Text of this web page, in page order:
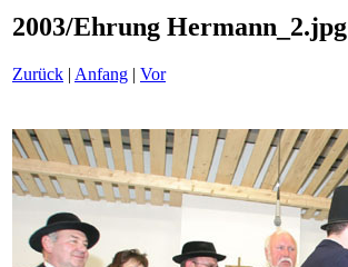
2003/Ehrung Hermann_2.jpg
Zurück | Anfang | Vor